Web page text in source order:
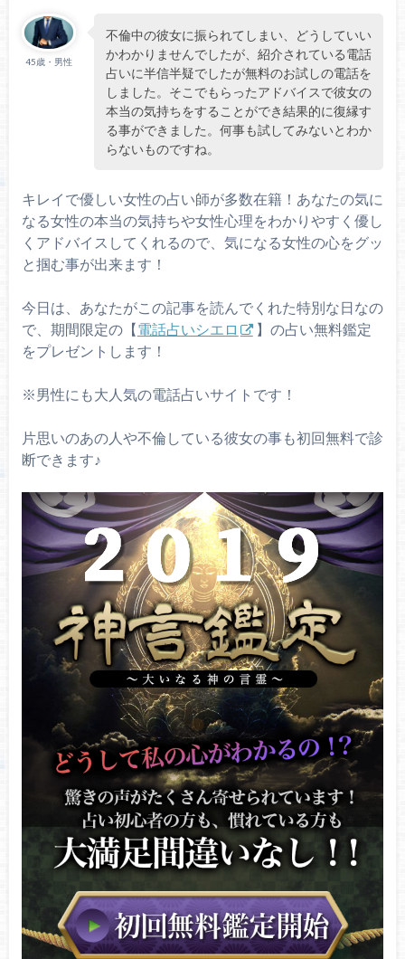
45歳・男性
不倫中の彼女に振られてしまい、どうしていい
かわかりませんでしたが、紹介されている電話
占いに半信半疑でしたが無料のお試しの電話を
しました。そこでもらったアドバイスで彼女の
本当の気持ちをすることができ結果的に復縁す
る事ができました。何事も試してみないとわか
らないものですね。
キレイで優しい女性の占い師が多数在籍！あなたの気に
なる女性の本当の気持ちや女性心理をわかりやすく優し
くアドバイスしてくれるので、気になる女性の心をグッ
と掴む事が出来ます！
今日は、あなたがこの記事を読んでくれた特別な日なの
で、期間限定の【電話占いシエロ
】の占い無料鑑定
をプレゼントします！
※男性にも大人気の電話占いサイトです！
片思いのあの人や不倫している彼女の事も初回無料で診
断できます♪